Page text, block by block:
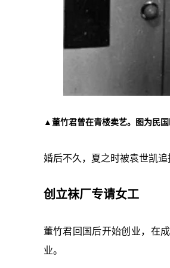
▲董竹君曾在青楼卖艺。图为民国
婚后不久，夏之时被袁世凯
创立袜厂专请女工
董竹君回国后开始创业，在
业。